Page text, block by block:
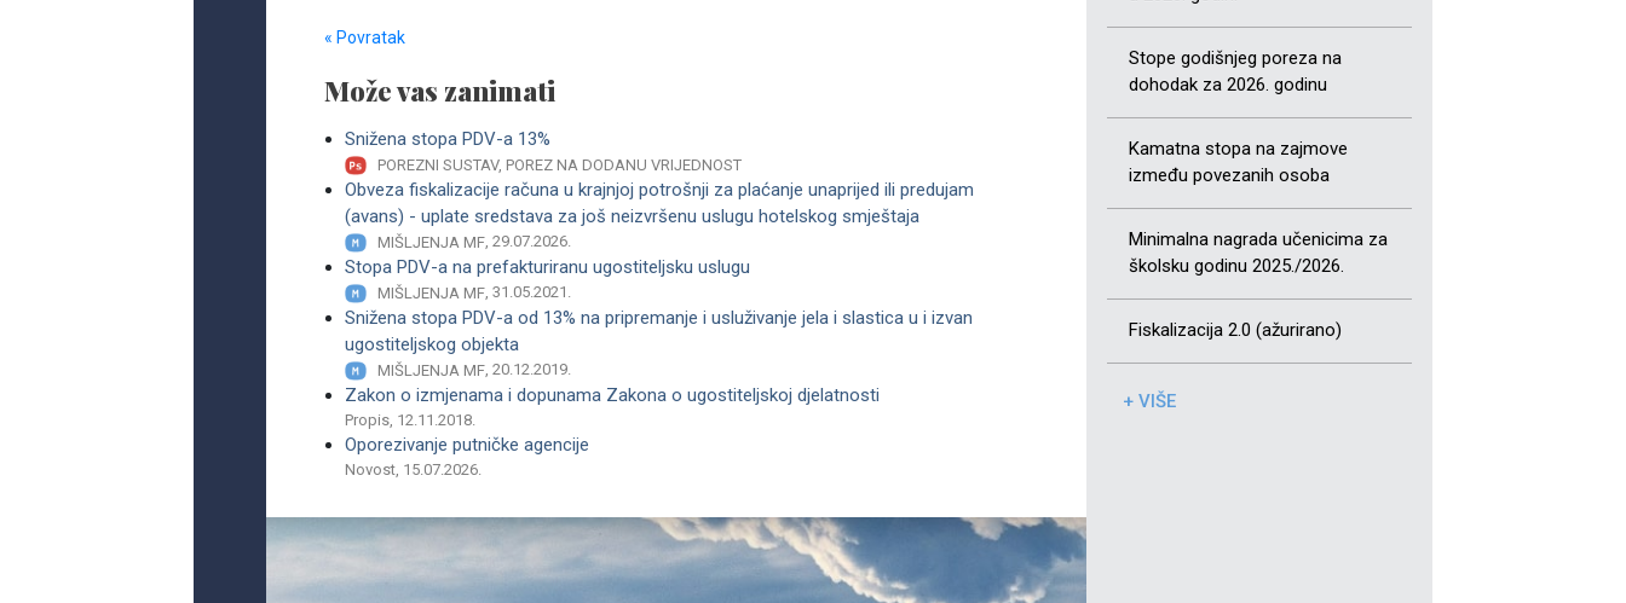
Stope godišnjeg poreza na
dohodak za 2026. godinu
Kamatna stopa na zajmove
između povezanih osoba
Minimalna nagrada učenicima za
školsku godinu 2025./2026.
Fiskalizacija 2.0 (ažurirano)
+ VIŠE
« Povratak
Može vas zanimati
Snižena stopa PDV-a 13%
POREZNI SUSTAV, POREZ NA DODANU VRIJEDNOST
Obveza fiskalizacije računa u krajnjoj potrošnji za plaćanje unaprijed ili predujam
(avans) - uplate sredstava za još neizvršenu uslugu hotelskog smještaja
MIŠLJENJA MF, 29.07.2026.
Stopa PDV-a na prefakturiranu ugostiteljsku uslugu
MIŠLJENJA MF, 31.05.2021.
Snižena stopa PDV-a od 13% na pripremanje i usluživanje jela i slastica u i izvan
ugostiteljskog objekta
MIŠLJENJA MF, 20.12.2019.
Zakon o izmjenama i dopunama Zakona o ugostiteljskoj djelatnosti
Propis, 12.11.2018.
Oporezivanje putničke agencije
Novost, 15.07.2026.